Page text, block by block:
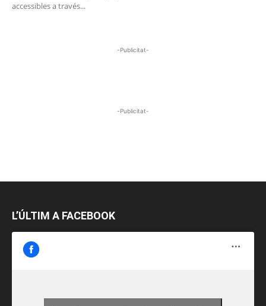
accessibles a través...
-Publicitat-
-Publicitat-
L’ÚLTIM A FACEBOOK